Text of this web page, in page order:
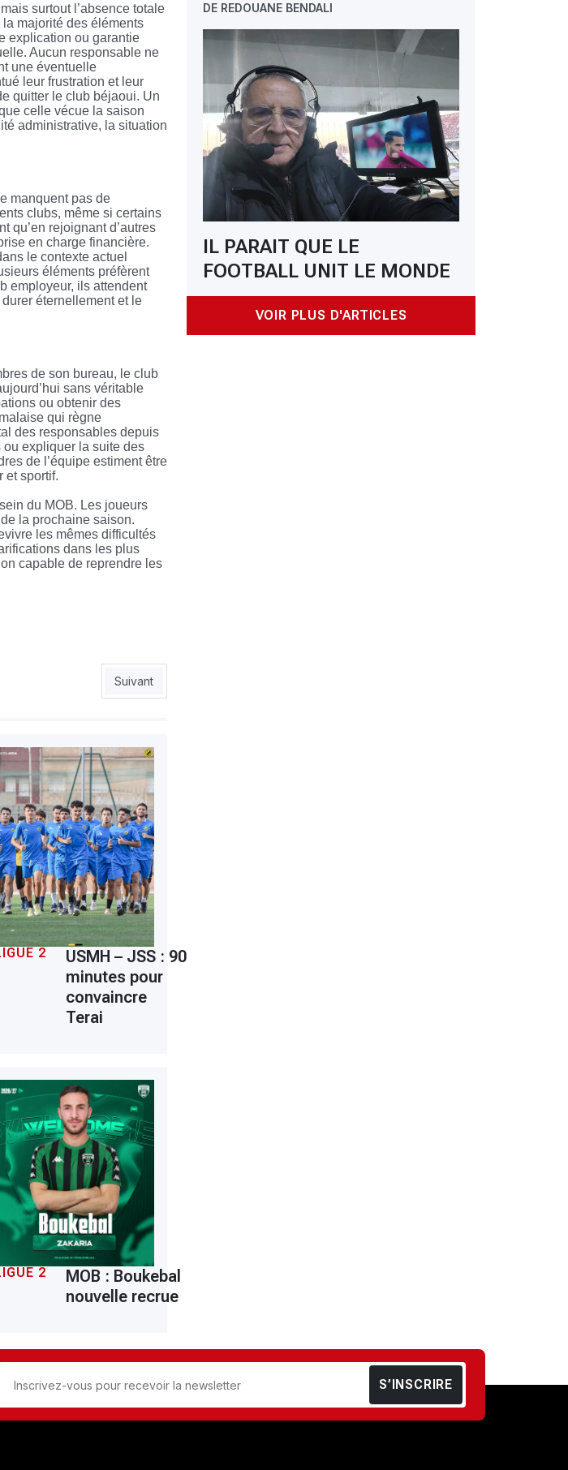
DE REDOUANE BENDALI
IL PARAIT QUE LE
FOOTBALL UNIT LE MONDE
VOIR PLUS D'ARTICLES
surtout l’absence totale
majorité des éléments
explication ou garantie
Aucun responsable ne
une éventuelle
leur frustration et leur
quitter le club béjaoui. Un
celle vécue la saison
administrative, la situation
manquent pas de
clubs, même si certains
qu’en rejoignant d’autres
en charge financière.
le contexte actuel
éléments préfèrent
employeur, ils attendent
éternellement et le
de son bureau, le club
sans véritable
ou obtenir des
qui règne
des responsables depuis
ou expliquer la suite des
de l’équipe estiment être
et sportif.
du MOB. Les joueurs
la prochaine saison.
les mêmes difficultés
dans les plus
capable de reprendre les
Article suivant : USMH : la direction refuse de céder à la pression
Suivant
2
USMH – JSS : 90
minutes pour
convaincre
Terai
2
MOB : Boukebal
nouvelle recrue
S’INSCRIRE